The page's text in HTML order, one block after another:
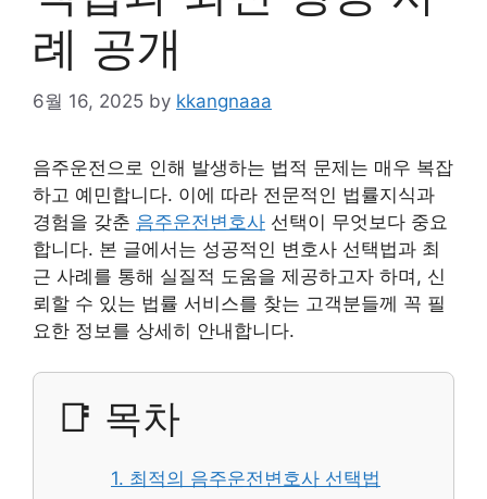
례 공개
6월 16, 2025 by kkangnaaa
음주운전으로 인해 발생하는 법적 문제는 매우 복잡
하고 예민합니다. 이에 따라 전문적인 법률지식과
경험을 갖춘 음주운전변호사 선택이 무엇보다 중요
합니다. 본 글에서는 성공적인 변호사 선택법과 최
근 사례를 통해 실질적 도움을 제공하고자 하며, 신
뢰할 수 있는 법률 서비스를 찾는 고객분들께 꼭 필
요한 정보를 상세히 안내합니다.
📑 목차
1. 최적의 음주운전변호사 선택법